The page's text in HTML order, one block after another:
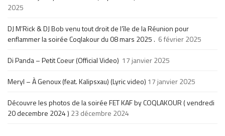
2025
DJ M’Rick & DJ Bob venu tout droit de l’île de la Réunion pour
enflammer la soirée Coqlakour du 08 mars 2025 . 6 février 2025
Di Panda – Petit Coeur (Official Video) 17 janvier 2025
Meryl – À Genoux (feat. Kalipsxau) (Lyric video) 17 janvier 2025
Découvre les photos de la soirée FET KAF by COQLAKOUR ( vendredi
20 decembre 2024 ) 23 décembre 2024